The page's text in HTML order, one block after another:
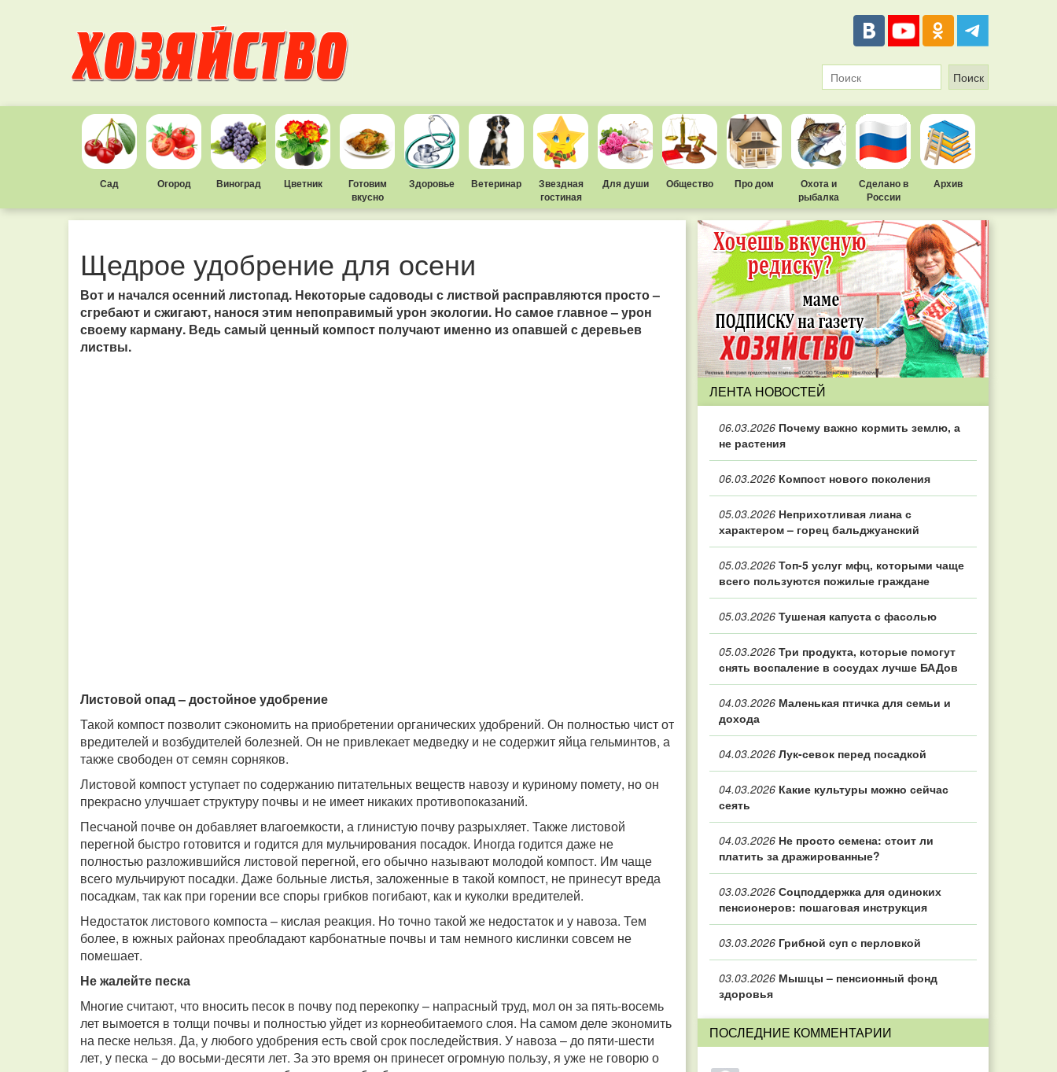
Сад Огород Виноград Цветник
Готовим
вкусно
Здоровье Ветеринар
Звездная
гостиная
Для души Общество Про дом
Охота и
рыбалка
Сделано в
России
Архив
Щедрое удобрение для осени
Вот и начался осенний листопад. Некоторые садоводы с листвой расправляются просто –
сгребают и сжигают, нанося этим непоправимый урон экологии. Но самое главное – урон
своему карману. Ведь самый ценный компост получают именно из опавшей с деревьев
листвы.
Листовой опад – достойное удобрение
Такой компост позволит сэкономить на приобретении органических удобрений. Он полностью чист от
вредителей и возбудителей болезней. Он не привлекает медведку и не содержит яйца гельминтов, а
также свободен от семян сорняков.
Листовой компост уступает по содержанию питательных веществ навозу и куриному помету, но он
прекрасно улучшает структуру почвы и не имеет никаких противопоказаний.
Песчаной почве он добавляет влагоемкости, а глинистую почву разрыхляет. Также листовой
перегной быстро готовится и годится для мульчирования посадок. Иногда годится даже не
полностью разложившийся листовой перегной, его обычно называют молодой компост. Им чаще
всего мульчируют посадки. Даже больные листья, заложенные в такой компост, не принесут вреда
посадкам, так как при горении все споры грибков погибают, как и куколки вредителей.
Недостаток листового компоста – кислая реакция. Но точно такой же недостаток и у навоза. Тем
более, в южных районах преобладают карбонатные почвы и там немного кислинки совсем не
помешает.
Не жалейте песка
Многие считают, что вносить песок в почву под перекопку – напрасный труд, мол он за пять-восемь
лет вымоется в толщи почвы и полностью уйдет из корнеобитаемого слоя. На самом деле экономить
на песке нельзя. Да, у любого удобрения есть свой срок последействия. У навоза – до пяти-шести
лет, у песка − до восьми-десяти лет. За это время он принесет огромную пользу, я уже не говорю о
ЛЕНТА НОВОСТЕЙ
06.03.2026 Почему важно кормить землю, а
не растения
06.03.2026 Компост нового поколения
05.03.2026 Неприхотливая лиана с
характером – горец бальджуанский
05.03.2026 Топ‑5 услуг мфц, которыми чаще
всего пользуются пожилые граждане
05.03.2026 Тушеная капуста с фасолью
05.03.2026 Три продукта, которые помогут
снять воспаление в сосудах лучше БАДов
04.03.2026 Маленькая птичка для семьи и
дохода
04.03.2026 Лук-севок перед посадкой
04.03.2026 Какие культуры можно сейчас
сеять
04.03.2026 Не просто семена: стоит ли
платить за дражированные?
03.03.2026 Соцподдержка для одиноких
пенсионеров: пошаговая инструкция
03.03.2026 Грибной суп с перловкой
03.03.2026 Мышцы – пенсионный фонд
здоровья
ПОСЛЕДНИЕ КОММЕНТАРИИ